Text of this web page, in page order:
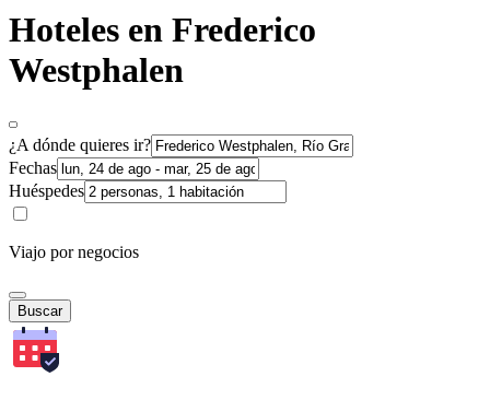
Hoteles en Frederico
Westphalen
¿A dónde quieres ir?
Fechas
Huéspedes
Viajo por negocios
Buscar